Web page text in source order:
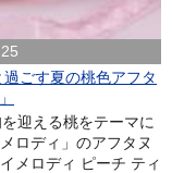
ごす夏の桃色アフタ
迎える桃をテーマに
ロディ」のアフタヌ
メロディ ピーチ ティ